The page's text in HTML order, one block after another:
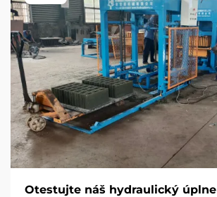
Otestujte náš hydraulický úplne